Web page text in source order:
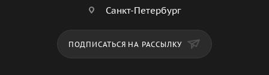
Санкт-Петербург
ПОДПИСАТЬСЯ НА РАССЫЛКУ